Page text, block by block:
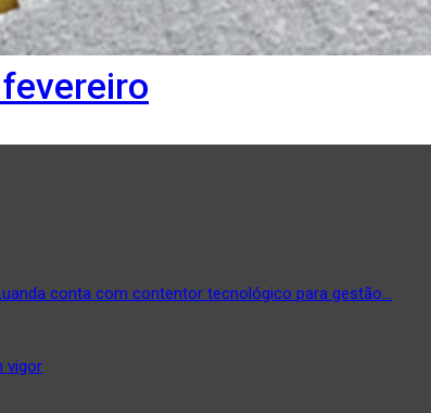
conta com contentor tecnológico para gestão…
vigor